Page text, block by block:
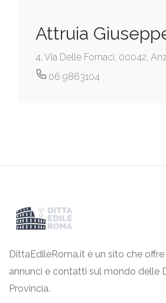
Attruia
4, Via Delle Fornaci, 00042,
06 9863104
DittaEdileRoma.it è un sito che
annunci e contatti sul mondo delle
Provincia.